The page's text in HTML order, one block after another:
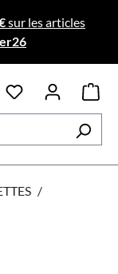
sur les articles
/